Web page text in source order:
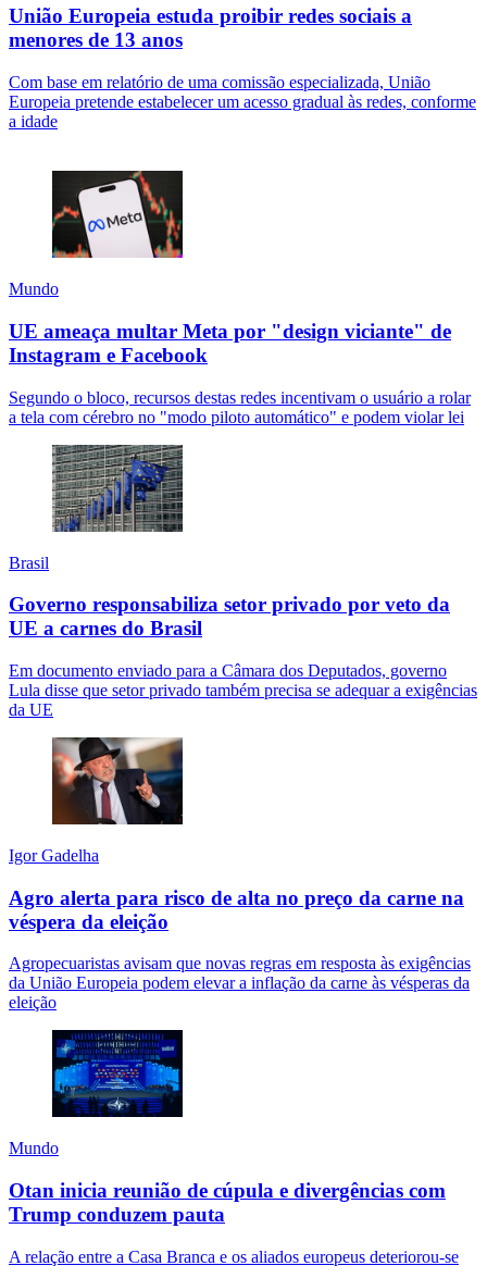
União Europeia estuda proibir redes sociais a
menores de 13 anos
Com base em relatório de uma comissão especializada, União
Europeia pretende estabelecer um acesso gradual às redes, conforme
a idade
Mundo
UE ameaça multar Meta por "design viciante" de
Instagram e Facebook
Segundo o bloco, recursos destas redes incentivam o usuário a rolar
a tela com cérebro no "modo piloto automático" e podem violar lei
Brasil
Governo responsabiliza setor privado por veto da
UE a carnes do Brasil
Em documento enviado para a Câmara dos Deputados, governo
Lula disse que setor privado também precisa se adequar a exigências
da UE
Igor Gadelha
Agro alerta para risco de alta no preço da carne na
véspera da eleição
Agropecuaristas avisam que novas regras em resposta às exigências
da União Europeia podem elevar a inflação da carne às vésperas da
eleição
Mundo
Otan inicia reunião de cúpula e divergências com
Trump conduzem pauta
A relação entre a Casa Branca e os aliados europeus deteriorou-se